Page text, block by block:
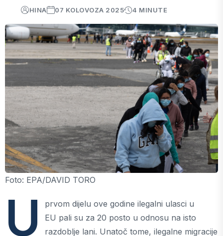
HINA 07 KOLOVOZA 2025 4 MINUTE
Foto: EPA/DAVID TORO
U
prvom dijelu ove godine ilegalni ulasci u
EU pali su za 20 posto u odnosu na isto
razdoblje lani. Unatoč tome, ilegalne migracije